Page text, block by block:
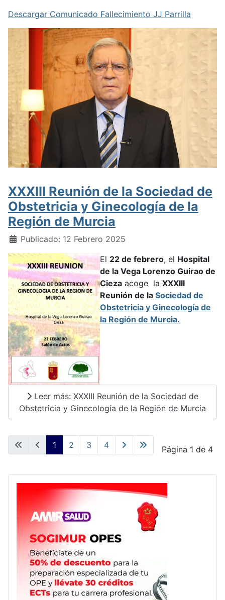
Descargar Comunicado Fallecimiento JJ Parrilla
XXXIII Reunión de la Sociedad de
Obstetricia y Ginecología de la
Región de Murcia
Detalles
Publicado: 12 Febrero 2025
El 22 de febrero, el Hospital
de la Vega Lorenzo Guirao de
Cieza acoge la XXXIII
Reunión de la Sociedad de
Obstetricia y Ginecología de
la Región de Murcia.
Leer más: XXXIII Reunión de la Sociedad de
Obstetricia y Ginecología de la Región de Murcia
Página 1 de 4
1 2 3 4